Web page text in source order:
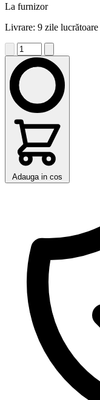
La furnizor
Livrare: 9 zile lucrătoare
Adauga in cos